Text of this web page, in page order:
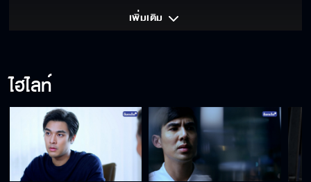
เติมแบตให้ ชาร์จให้เต็มนะ
เรียกง่าย ๆ ว่า ชู้ ก็ได้นะคะ
เพิ่มเติม
ไฮไลท์